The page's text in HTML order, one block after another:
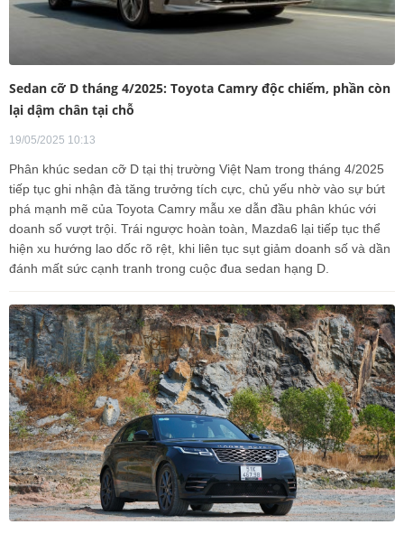
Sedan cỡ D tháng 4/2025: Toyota Camry độc chiếm, phần còn
lại dậm chân tại chỗ
19/05/2025 10:13
Phân khúc sedan cỡ D tại thị trường Việt Nam trong tháng 4/2025
tiếp tục ghi nhận đà tăng trưởng tích cực, chủ yếu nhờ vào sự bứt
phá mạnh mẽ của Toyota Camry mẫu xe dẫn đầu phân khúc với
doanh số vượt trội. Trái ngược hoàn toàn, Mazda6 lại tiếp tục thể
hiện xu hướng lao dốc rõ rệt, khi liên tục sụt giảm doanh số và dần
đánh mất sức cạnh tranh trong cuộc đua sedan hạng D.